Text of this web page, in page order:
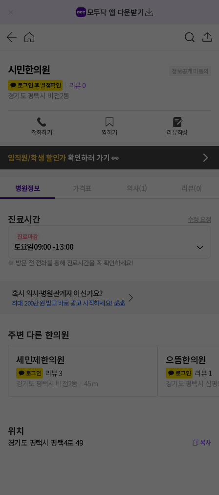
모두닥 앱 다운받기
시민한의원
정보공개 미동의
로그인 후 별점확인
리뷰 0
경기도 평택시 비전2동
전화하기 찜하기 리뷰작성
임직원/학생 할인가확인하러 가기 👀
병원정보 가격표 의사(1) 리뷰(0)
진료시간 수정 요청
진료마감
토요일09:00 - 13:00
※ 방문 전 전화를 통해 진료시간을 꼭 확인하세요!
혹시 의사·병원관계자 이신가요?
최대 200만원 받고 바로 광고 시작하세요! 💰💰
주변 다른 한의원
세민제한의원
로그인 리뷰 3
경기도 평택시 비전2동
45m
으뜸한의원
로그인 리뷰 1
경기도 평택시 신
위치
경기도 평택시 평택4로 49 복사